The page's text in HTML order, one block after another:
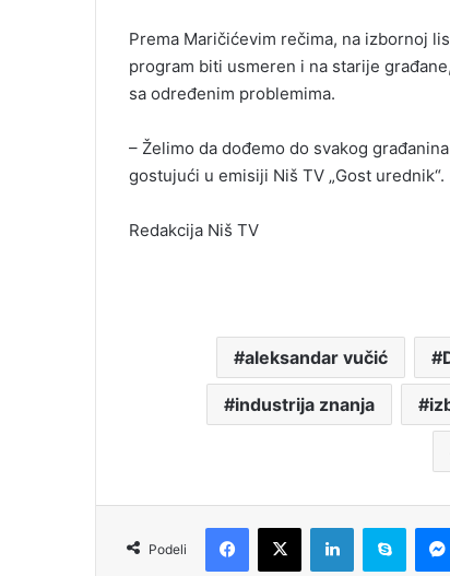
Prema Maričićevim rečima, na izbornoj
program biti usmeren i na starije
sa određenim problemima.
– Želimo da dođemo do svakog
gostujući u emisiji Niš TV „Gost urednik“.
Redakcija Niš TV
aleksandar vučić
industrija znanja
Podeli